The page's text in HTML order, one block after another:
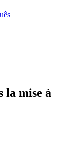
la mise à